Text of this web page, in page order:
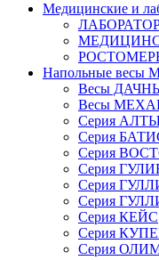
Медицинские и
Напольные весы
Весы
Весы
Серия
Серия
Серия
Серия
Серия
Серия
Серия КЕЙС
Серия
Серия